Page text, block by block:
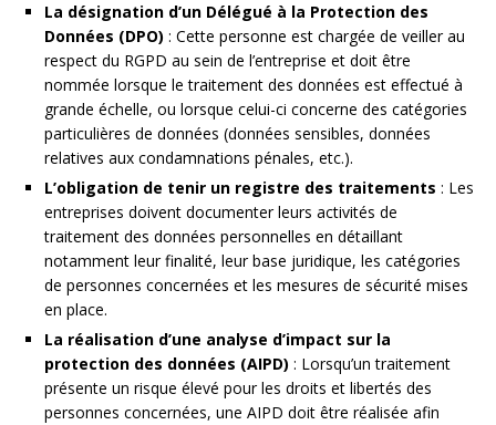
La désignation d’un Délégué à la Protection des
Données (DPO) : Cette personne est chargée de veiller au
respect du RGPD au sein de l’entreprise et doit être
nommée lorsque le traitement des données est effectué à
grande échelle, ou lorsque celui-ci concerne des catégories
particulières de données (données sensibles, données
relatives aux condamnations pénales, etc.).
L’obligation de tenir un registre des traitements : Les
entreprises doivent documenter leurs activités de
traitement des données personnelles en détaillant
notamment leur finalité, leur base juridique, les catégories
de personnes concernées et les mesures de sécurité mises
en place.
La réalisation d’une analyse d’impact sur la
protection des données (AIPD) : Lorsqu’un traitement
présente un risque élevé pour les droits et libertés des
personnes concernées, une AIPD doit être réalisée afin